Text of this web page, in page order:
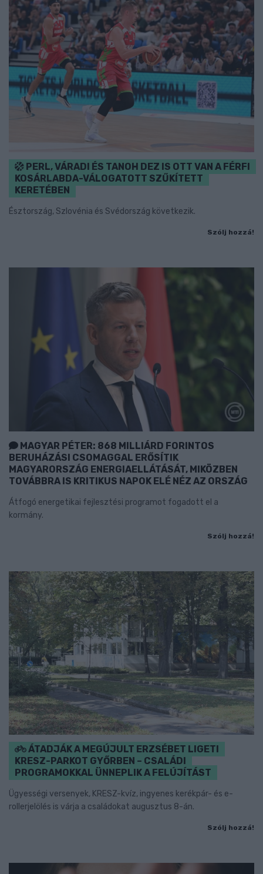
PERL, VÁRADI ÉS TANOH DEZ IS OTT VAN A FÉRFI
KOSÁRLABDA-VÁLOGATOTT SZŰKÍTETT
KERETÉBEN
Észtország, Szlovénia és Svédország következik.
Szólj hozzá!
MAGYAR PÉTER: 868 MILLIÁRD FORINTOS
BERUHÁZÁSI CSOMAGGAL ERŐSÍTIK
MAGYARORSZÁG ENERGIAELLÁTÁSÁT, MIKÖZBEN
TOVÁBBRA IS KRITIKUS NAPOK ELÉ NÉZ AZ ORSZÁG
Átfogó energetikai fejlesztési programot fogadott el a
kormány.
Szólj hozzá!
ÁTADJÁK A MEGÚJULT ERZSÉBET LIGETI
KRESZ-PARKOT GYŐRBEN – CSALÁDI
PROGRAMOKKAL ÜNNEPLIK A FELÚJÍTÁST
Ügyességi versenyek, KRESZ-kvíz, ingyenes kerékpár- és e-
rollerjelölés is várja a családokat augusztus 8-án.
Szólj hozzá!